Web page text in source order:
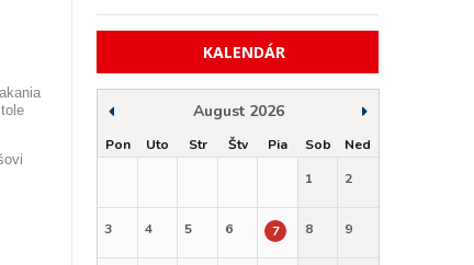
KALENDÁR
August 2026
Pon Uto Str Štv Pia Sob
Ned
1
2
3 4 5 6 7 8 9